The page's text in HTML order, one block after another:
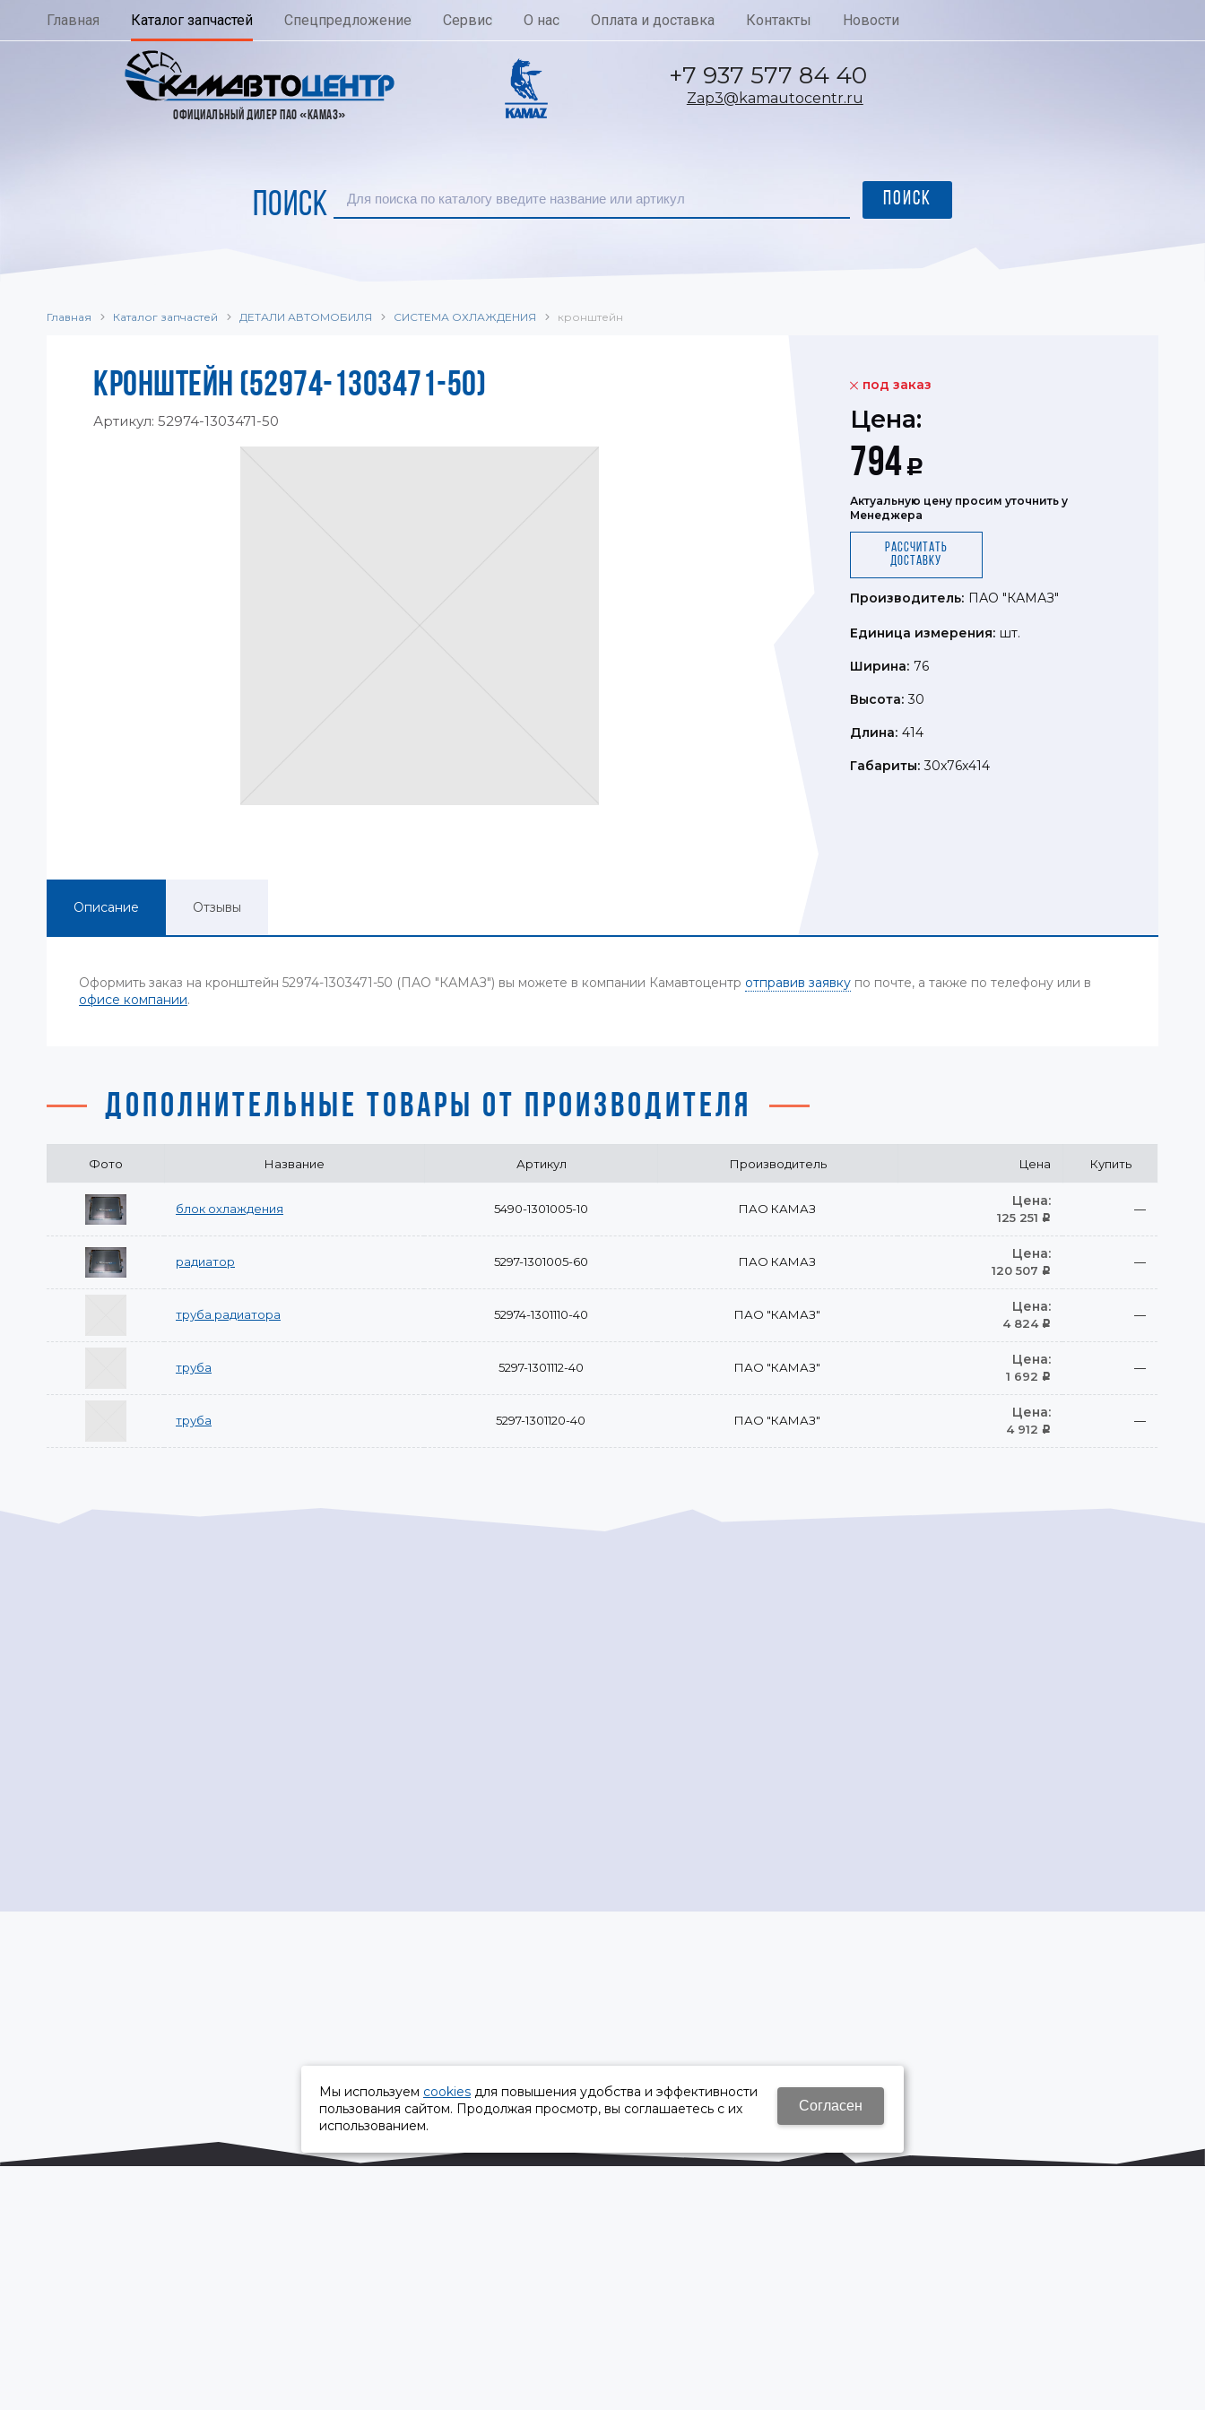
Главная Каталог запчастей Спецпредложение Сервис О нас Оплата и доставка Контакты Новости
ОФИЦИАЛЬНЫЙ ДИЛЕР ПАО «КАМАЗ»
Zap3@kamautocentr.ru
+7 937 577 84 40
ПОИСК
Главная Каталог запчастей ДЕТАЛИ АВТОМОБИЛЯ СИСТЕМА ОХЛАЖДЕНИЯ кронштейн
КРОНШТЕЙН (52974-1303471-50)
Артикул: 52974-1303471-50
под заказ
Цена:
794 Р
Актуальную цену просим уточнить у
Менеджера
Рассчитать
доставку
Производитель: ПАО "КАМАЗ"
Единица измерения: шт.
Ширина: 76
Высота: 30
Длина: 414
Габариты: 30x76x414
Описание Отзывы
Оформить заказ на кронштейн 52974-1303471-50 (ПАО "КАМАЗ") вы можете в компании Камавтоцентр отправив заявку по почте, а также по телефону или в
офисе компании.
ДОПОЛНИТЕЛЬНЫЕ ТОВАРЫ ОТ ПРОИЗВОДИТЕЛЯ
Фото Название Артикул Производитель Цена Купить
блок охлаждения 5490-1301005-10 ПАО КАМАЗ Цена:
125 251 Р
—
радиатор 5297-1301005-60 ПАО КАМАЗ Цена:
120 507 Р
—
труба радиатора 52974-1301110-40 ПАО "КАМАЗ" Цена:
4 824 Р
—
труба 5297-1301112-40 ПАО "КАМАЗ" Цена:
1 692 Р
—
труба 5297-1301120-40 ПАО "КАМАЗ" Цена:
4 912 Р
—
Мы используем cookies для повышения удобства и эффективности
пользования сайтом. Продолжая просмотр, вы соглашаетесь с их
использованием.
Согласен